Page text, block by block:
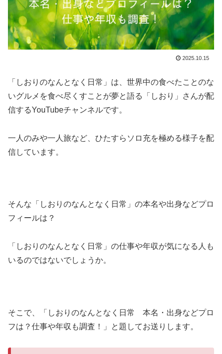
2025.10.15
「しおりのなんとなく日常」は、世界中の食べたことのな
いグルメを食べ尽くすことが夢と語る「しおり」さんが配
信するYouTubeチャンネルです。
一人のみや一人旅など、ひたすらソロ充を極める様子を配
信しています。
そんな「しおりのなんとなく日常」の本名や出身などプロ
フィールは？
「しおりのなんとなく日常」の仕事や年収が気になる人も
いるのではないでしょうか。
そこで、「しおりのなんとなく日常 本名・出身などプロ
フは？仕事や年収も調査！」と題してお送りします。